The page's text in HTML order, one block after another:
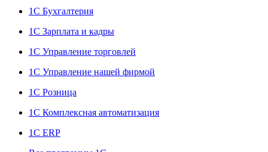
1С Бухгалтерия
1С Зарплата и кадры
1С Управление торговлей
1С Управление нашей фирмой
1С Розница
1С Комплексная автоматизация
1С ERP